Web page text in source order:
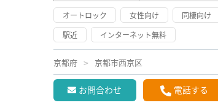
オートロック
女性向け
同棲向け
駅近
インターネット無料
京都府 京都市西京区
お問合わせ 電話する